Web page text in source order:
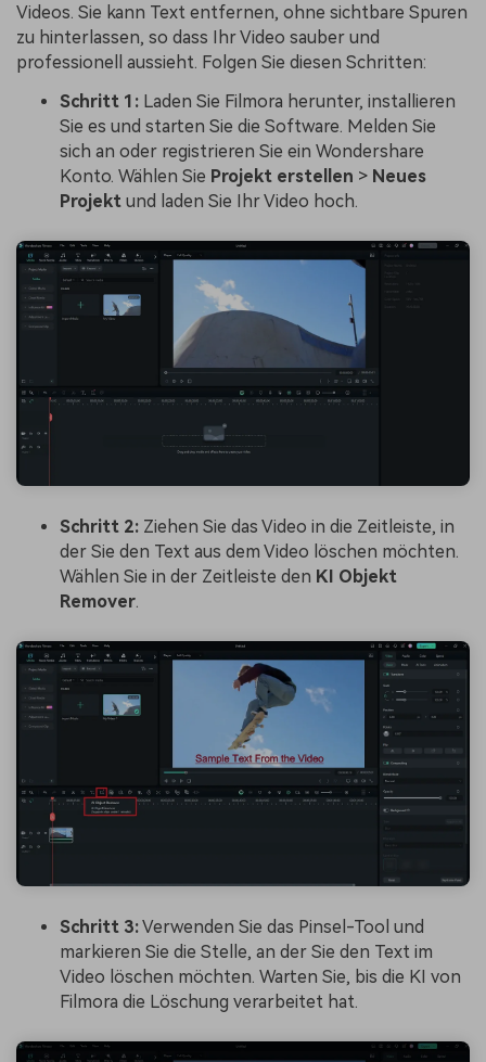
Videos. Sie kann Text entfernen, ohne sichtbare Spuren
zu hinterlassen, so dass Ihr Video sauber und
professionell aussieht. Folgen Sie diesen Schritten:
Schritt 1: Laden Sie Filmora herunter, installieren
Sie es und starten Sie die Software. Melden Sie
sich an oder registrieren Sie ein Wondershare
Konto. Wählen Sie Projekt erstellen > Neues
Projekt und laden Sie Ihr Video hoch.
Schritt 2: Ziehen Sie das Video in die Zeitleiste, in
der Sie den Text aus dem Video löschen möchten.
Wählen Sie in der Zeitleiste den KI Objekt
Remover.
Schritt 3:Verwenden Sie das Pinsel-Tool und
markieren Sie die Stelle, an der Sie den Text im
Video löschen möchten. Warten Sie, bis die KI von
Filmora die Löschung verarbeitet hat.